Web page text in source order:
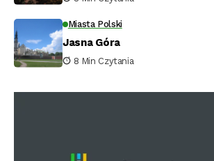
Miasta Polski
Jasna Góra
8 Min Czytania